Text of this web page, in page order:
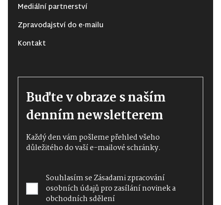
Mediální partnerství
Zpravodajství do e-mailu
Kontakt
Buďte v obraze s naším
denním newsletterem
Každý den vám pošleme přehled všeho
důležitého do vaší e-mailové schránky.
Souhlasím seZásadami zpracování
osobních údajůpro zasílání novinek a
obchodních sdělení